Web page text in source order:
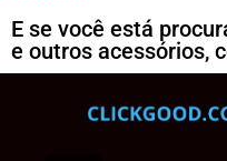
E se você está
e outros acessórios,